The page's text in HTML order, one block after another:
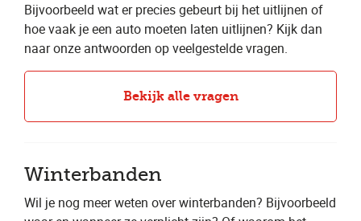
Bijvoorbeeld wat er precies gebeurt bij het uitlijnen of
hoe vaak je een auto moeten laten uitlijnen? Kijk dan
naar onze antwoorden op veelgestelde vragen.
Bekijk alle vragen
Winterbanden
Wil je nog meer weten over winterbanden? Bijvoorbeeld